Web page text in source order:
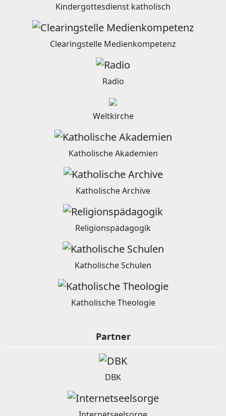
Kindergottesdienst katholisch
Clearingstelle Medienkompetenz
Radio
Weltkirche
Katholische Akademien
Katholische Archive
Religionspädagogik
Katholische Schulen
Katholische Theologie
Partner
DBK